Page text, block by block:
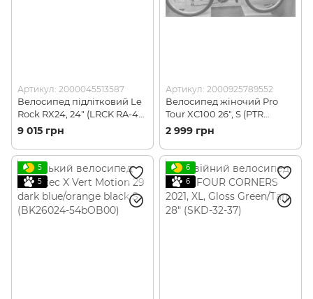
Артикул: 2000045513587
Велосипед підлітковий Le
Rock RX24, 24" (LRCK RA-43-
104)
9 015 грн
Артикул: 2000925789552
Велосипед жіночий Pro
Tour XC100 26", S (PTR
80831028)
2 999 грн
5
5
6
6